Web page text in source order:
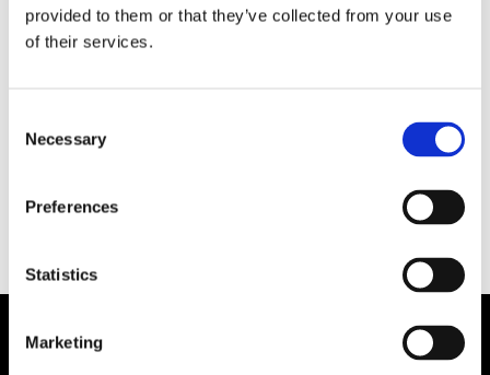
provided to them or that they’ve collected from your use
of their services.
Selection
Necessary
Preferences
Statistics
Marketing
London SE1 7EU - United Kingdom
Ph. + 44 7956 081 923